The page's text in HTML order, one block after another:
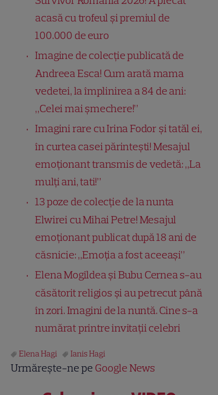
acasă cu trofeul și premiul de
100.000 de euro
Imagine de colecție publicată de
Andreea Esca! Cum arată mama
vedetei, la împlinirea a 84 de ani:
„Celei mai șmechere!”
Imagini rare cu Irina Fodor și tatăl ei,
în curtea casei părintești! Mesajul
emoționant transmis de vedetă: „La
mulți ani, tati!”
13 poze de colecție de la nunta
Elwirei cu Mihai Petre! Mesajul
emoționant publicat după 18 ani de
căsnicie: „Emoția a fost aceeași”
Elena Mogîldea și Bubu Cernea s-au
căsătorit religios și au petrecut până
în zori. Imagini de la nuntă. Cine s-a
numărat printre invitații celebri
Elena Hagi Ianis Hagi
Urmărește-ne pe Google News